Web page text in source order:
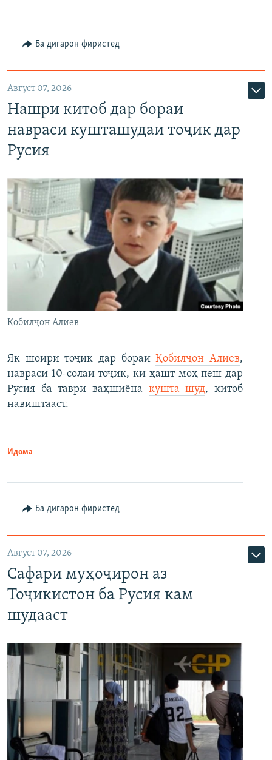
Ба дигарон фиристед
Август 07, 2026
Нашри китоб дар бораи
навраси кушташудаи тоҷик дар
Русия
Қобилҷон Алиев
Як шоири тоҷик дар бораиҚобилҷон Алиев,
навраси 10-солаи тоҷик, ки ҳашт моҳ пеш дар
Русия ба таври ваҳшиёна кушта шуд, китоб
навиштааст.
Идома
Ба дигарон фиристед
Август 07, 2026
Сафари муҳоҷирон аз
Тоҷикистон ба Русия кам
шудааст